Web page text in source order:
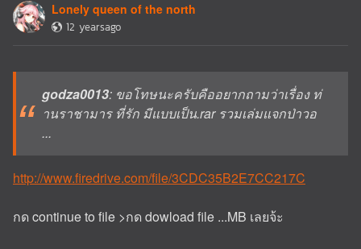
Lonely queen of the north
12 yearsago
godza0013: ขอโทษนะครับคืออยากถามว่าเรื่อง ท่
านราชามาร ที่รัก มีแบบเป็น.rar รวมเล่มแจกป่าวอ
...
http://www.firedrive.com/file/3CDC35B2E7CC217C
กด continue to file >กด dowload file ...MB เลยจ้ะ